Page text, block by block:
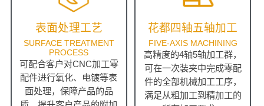
表面处理工艺
SURFACE TREATMENT
PROCESS
可配合客户对CNC加工零
配件进行氧化、电镀等表
面处理，保障产品的品
花都四轴五轴加工
FIVE-AXIS MACHINING
高精度的4轴5轴加工群，
可在一次装夹中完成零配
件的全部机械加工工序，
满足从粗加工到精加工的